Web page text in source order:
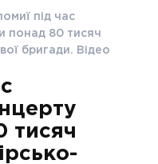
під час
понад 80 тисяч
бригади. Відео
тисяч